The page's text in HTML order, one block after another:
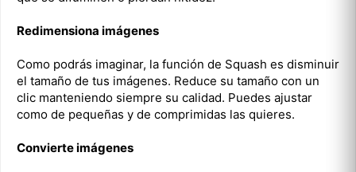
Redimensiona imágenes
Como podrás imaginar, la función de Squash es disminuir
el tamaño de tus imágenes. Reduce su tamaño con un
clic manteniendo siempre su calidad. Puedes ajustar
como de pequeñas y de comprimidas las quieres.
Convierte imágenes